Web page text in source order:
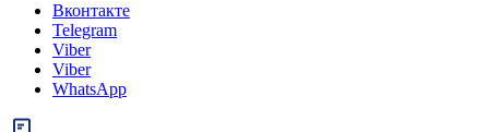
Вконтакте
Telegram
Viber
Viber
WhatsApp